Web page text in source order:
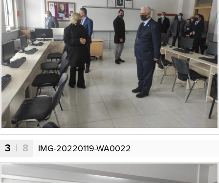
3 | 8 IMG-20220119-WA0022